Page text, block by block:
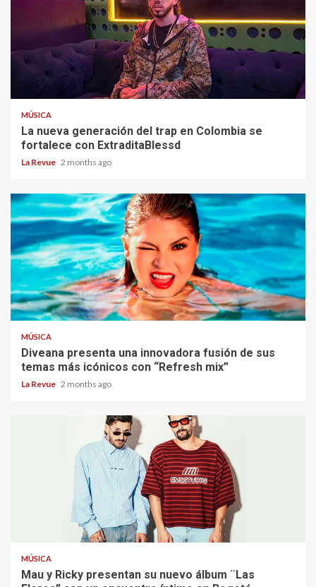
MÚSICA
La nueva generación del trap en Colombia se
fortalece con ExtraditaBlessd
La Revue 2 months ago
MÚSICA
Diveana presenta una innovadora fusión de sus
temas más icónicos con “Refresh mix”
La Revue 2 months ago
MÚSICA
Mau y Ricky presentan su nuevo álbum ¨Las